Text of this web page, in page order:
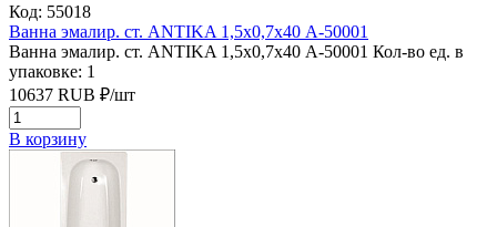
Код: 55018
Ванна эмалир. ст. ANTIKA 1,5х0,7х40 А-50001
Ванна эмалир. ст. ANTIKA 1,5х0,7х40 А-50001 Кол-во ед. в
упаковке: 1
10637 RUB ₽/шт
В корзину